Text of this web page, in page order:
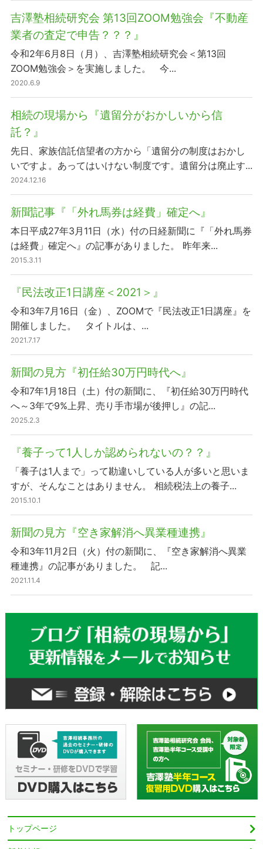
吉澤塾相続研究会 第13回ZOOM勉強会『不動産
業者の査定で申告？？？』
令和2年6月8日（月）、吉澤塾相続研究会＜第13回
ZOOM勉強会＞を実施しました。 今...
2020.6.9
相続の現場から『遺留分がおかしいから信
託？』
先日、家族信託信望者の方から「遺留分の制度はおかし
いですよ。あってはいけない制度です。遺留分は廃止す...
2024.12.16
新聞記事『「外れ馬券は経費」確定へ』
本日平成27年3月11日（水）付の日経新聞に『「外れ馬券
は経費」確定へ』の記事がありました。 昨年来...
2015.3.11
『民法改正1日講座＜2021＞』
令和3年7月16日（金）、ZOOMで『民法改正1日講座』を
開催しました。 タイトルは、...
2021.7.17
新聞の見方『初任給30万円時代へ』
令和7年1月18日（土）付の新聞に、『初任給30万円時代
へ～3年で9%上昇、売り手市場が後押し』の記...
2025.2.3
『養子って1人しか認められないの？？』
「養子は1人まで」って勘違いしている人が多いと思いま
すが、そんなことはありません。 相続税法上の養子...
2015.10.1
新聞の見方『空き家解消へ異業種連携』
令和3年11月2日（火）付の新聞に、『空き家解消へ異業
種連携』の記事がありました。 記...
2021.11.4
トップページ